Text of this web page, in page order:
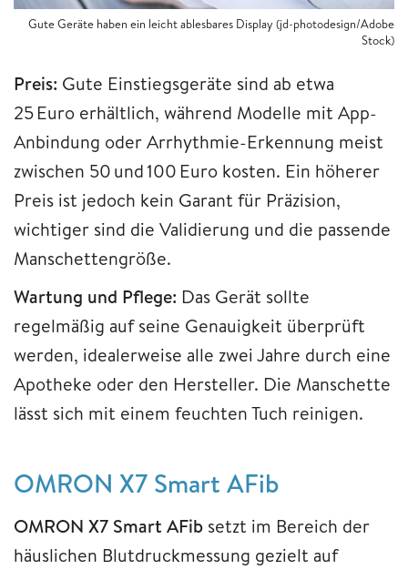
Gute Geräte haben ein leicht ablesbares Display (jd-photodesign/Adobe
Stock)
Preis: Gute Einstiegsgeräte sind ab etwa
25 Euro erhältlich, während Modelle mit App-
Anbindung oder Arrhythmie-Erkennung meist
zwischen 50 und 100 Euro kosten. Ein höherer
Preis ist jedoch kein Garant für Präzision,
wichtiger sind die Validierung und die passende
Manschettengröße.​
Wartung und Pflege: Das Gerät sollte
regelmäßig auf seine Genauigkeit überprüft
werden, idealerweise alle zwei Jahre durch eine
Apotheke oder den Hersteller. Die Manschette
lässt sich mit einem feuchten Tuch reinigen.
OMRON X7 Smart AFib
OMRON X7 Smart AFib setzt im Bereich der
häuslichen Blutdruckmessung gezielt auf